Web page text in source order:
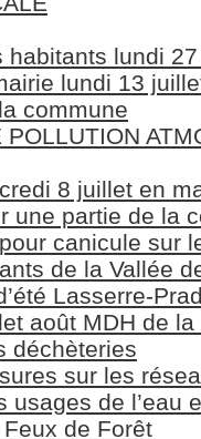
habitants lundi
lundi 13
commune
8 juillet en
une partie de la
canicule sur
de la Vallée
Lasserre-
août MDH de
déchèteries
sur les
usages de l’eau
de Forêt